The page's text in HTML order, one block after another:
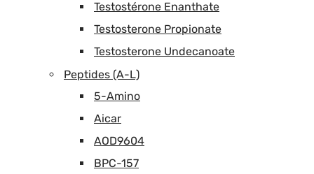
Testostérone Enanthate
Testosterone Propionate
Testosterone Undecanoate
Peptides (A-L)
5-Amino
Aicar
AOD9604
BPC-157